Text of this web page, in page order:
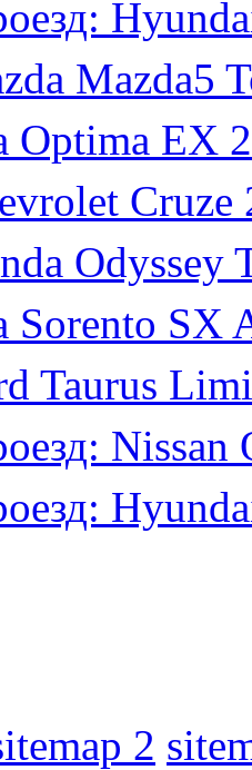
Mazda5
EX
Cruze
Odyssey
Sorento SX
Taurus
Nissan
2